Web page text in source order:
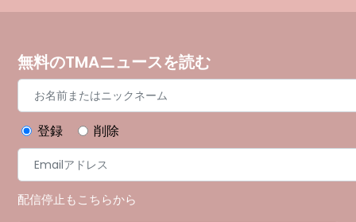
無料のTMAニュースを読む
登録 削除
配信停止もこちらから